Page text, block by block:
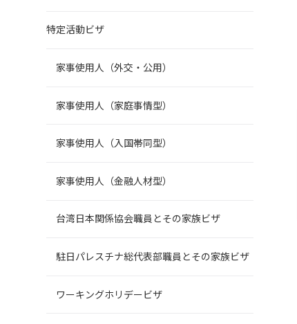
特定活動ビザ
家事使用人（外交・公用）
家事使用人（家庭事情型）
家事使用人（入国帯同型）
家事使用人（金融人材型）
台湾日本関係協会職員とその家族ビザ
駐日パレスチナ総代表部職員とその家族ビザ
ワーキングホリデービザ